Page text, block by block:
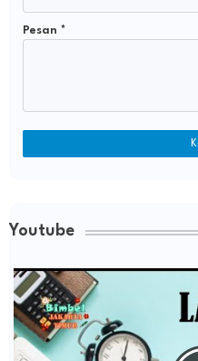
Pesan *
Youtube